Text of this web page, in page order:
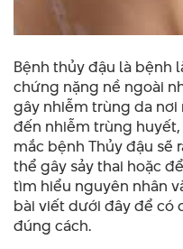
Bệnh thủy đậu là bệnh
chứng nặng nề ngoài
gây nhiễm trùng da
đến nhiễm trùng
mắc bệnh Thủy đậu sẽ
thể gây sảy thai hoặc
tìm hiểu nguyên nhân
bài viết dưới đây để có
đúng cách.